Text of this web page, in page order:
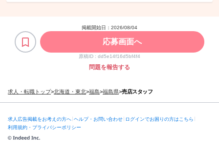
掲載開始日： 2026/08/04
応募画面へ
原稿ID : dd5e14f16d5bf4f4
問題を報告する
求人・転職トップ>北海道・東北>福島>福島県>売店スタッフ
求人広告掲載をお考えの方へ ヘルプ・お問い合わせ ログインでお困りの方はこちら
利用規約・プライバシーポリシー